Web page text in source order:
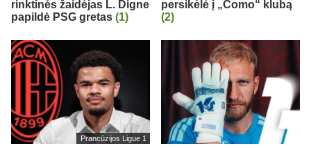
rinktinės žaidėjas L. Digne
papildė PSG gretas (1)
persikėlė į „Como“ klubą
(2)
Prancūzijos Ligue 1